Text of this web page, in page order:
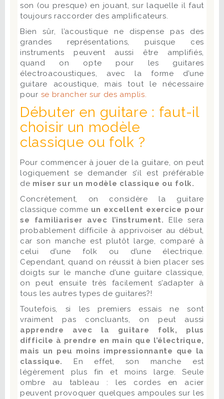
son (ou presque) en jouant, sur laquelle il faut
toujours raccorder des amplificateurs.
Bien sûr, l’acoustique ne dispense pas des
grandes représentations, puisque ces
instruments peuvent aussi être amplifiés,
quand on opte pour les guitares
électroacoustiques, avec la forme d’une
guitare acoustique, mais tout le nécessaire
pour se brancher sur des amplis.
Débuter en guitare : faut-il
choisir un modèle
classique ou folk ?
Pour commencer à jouer de la guitare, on peut
logiquement se demander s’il est préférable
de miser sur un modèle classique ou folk.
Concrètement, on considère la guitare
classique comme un excellent exercice pour
se familiariser avec l’instrument. Elle sera
probablement difficile à apprivoiser au début,
car son manche est plutôt large, comparé à
celui d’une folk ou d’une électrique.
Cependant, quand on réussit à bien placer ses
doigts sur le manche d’une guitare classique,
on peut ensuite très facilement s’adapter à
tous les autres types de guitares?!
Toutefois, si les premiers essais ne sont
vraiment pas concluants, on peut aussi
apprendre avec la guitare folk, plus
difficile à prendre en main que l’électrique,
mais un peu moins impressionnante que la
classique.
En effet, son manche est
légèrement plus fin et moins large. Seule
ombre au tableau : les cordes en acier
peuvent provoquer quelques ampoules sur les